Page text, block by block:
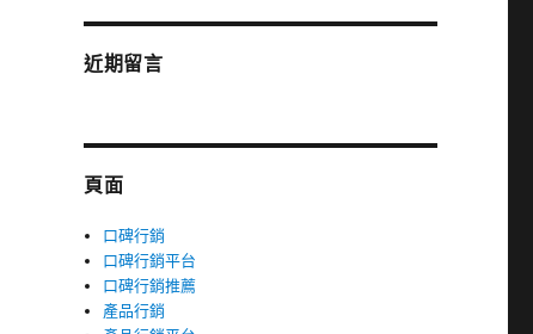
近期留言
頁面
口碑行銷
口碑行銷平台
口碑行銷推薦
產品行銷